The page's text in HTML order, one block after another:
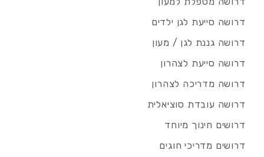
דרושה סייעת לגן ילדים
דרושה גננת לגן / מעון
דרושה סייעת לצהרון
דרושה מדריכה לצהרון
דרושה עובדת סוציאלית
דרושים חינוך מיוחד
דרושים מדריכי חוגים